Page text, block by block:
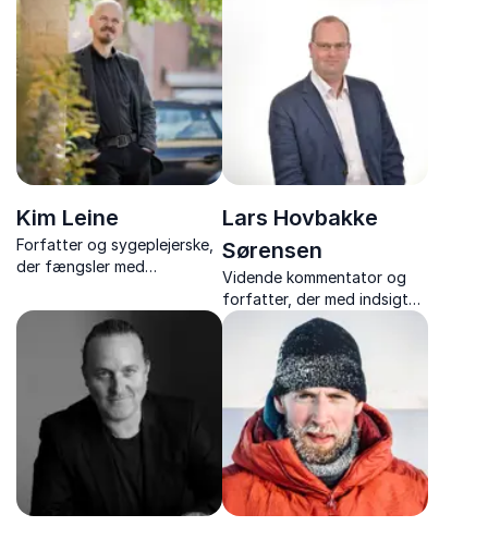
Arktiske Sikkerhedsstudier
samt chef for Sektion for
Strategi og
Stormagtskonkurrence.
passion for naturen og tv-
Kim Leine
Forfatter og sygeplejerske,
der fængsler med
foredrag baseret på sit liv
og litterære værker. Deler
indsigt med passion.
Lars Hovbakke
Sørensen
Vidende kommentator og
forfatter, der med indsigt
holder foredrag om Europas
historie og politik. Inspirerer
til forståelse og refleksion.